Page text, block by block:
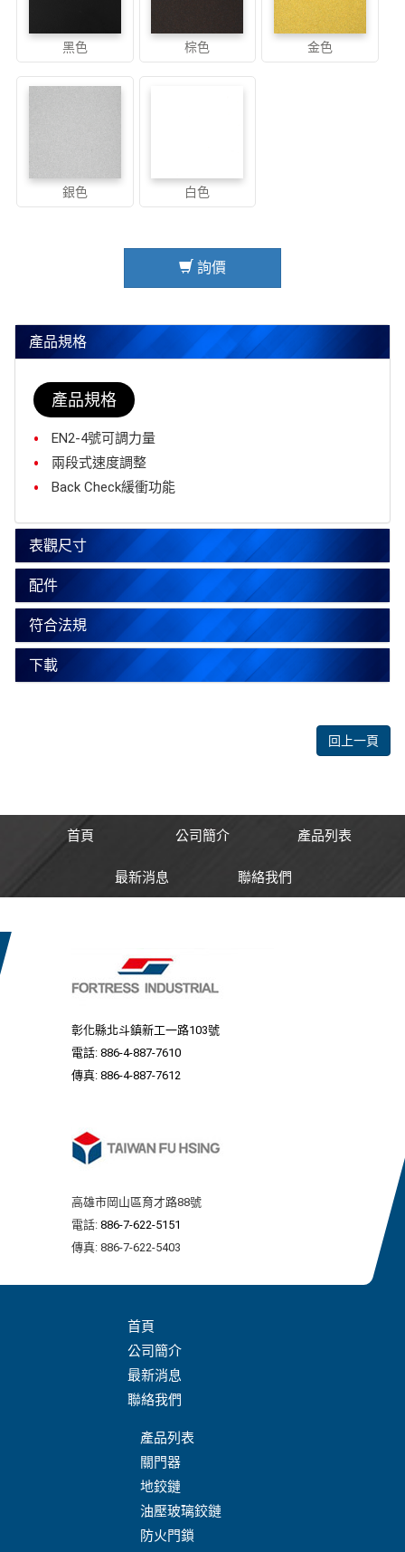
黑色 棕色 金色
銀色 白色
詢價
產品規格
產品規格
EN2-4號可調力量
兩段式速度調整
Back Check緩衝功能
表觀尺寸
配件
符合法規
下載
回上一頁
首頁 公司簡介 產品列表
最新消息 聯絡我們
彰化縣北斗鎮新工一路103號
電話: 886-4-887-7610
傳真: 886-4-887-7612
高雄市岡山區育才路88號
電話: 886-7-622-5151
傳真: 886-7-622-5403
首頁
公司簡介
最新消息
聯絡我們
產品列表
關門器
地鉸鏈
油壓玻璃鉸鏈
防火門鎖